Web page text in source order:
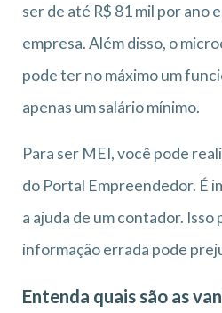
ser de até R$ 81 mil por ano
empresa. Além disso, o
pode ter no máximo um
apenas um salário mínimo.
Para ser MEI, você pode
do Portal Empreendedor. É
a ajuda de um contador.
informação errada pode
Entenda quais são as